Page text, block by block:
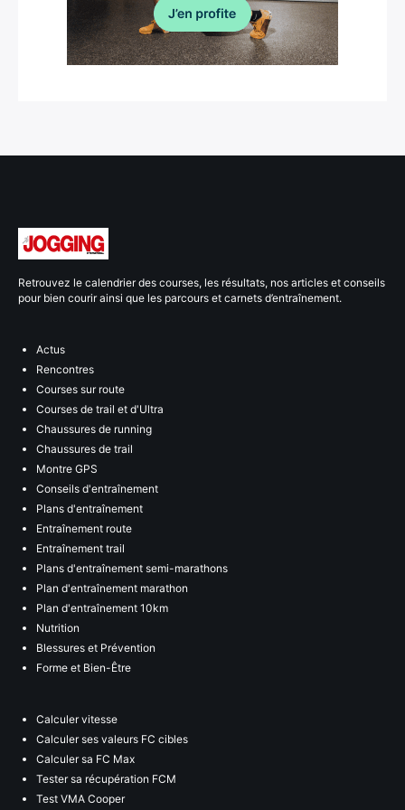
Retrouvez le calendrier des courses, les résultats, nos articles et conseils
pour bien courir ainsi que les parcours et carnets d’entraînement.
Actus
Rencontres
Courses sur route
Courses de trail et d'Ultra
Chaussures de running
Chaussures de trail
Montre GPS
Conseils d'entraînement
Plans d'entraînement
Entraînement route
Entraînement trail
Plans d'entraînement semi-marathons
Plan d'entraînement marathon
Plan d'entraînement 10km
Nutrition
Blessures et Prévention
Forme et Bien-Être
Calculer vitesse
Calculer ses valeurs FC cibles
Calculer sa FC Max
Tester sa récupération FCM
Test VMA Cooper